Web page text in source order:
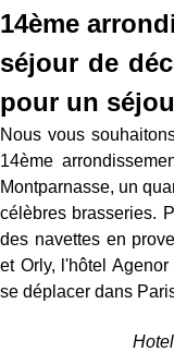
14ème
séjour de
pour un
Nous vous
14ème
Montparnasse, un
célèbres brasseries.
des navettes en
et Orly, l'hôtel
se déplacer dans